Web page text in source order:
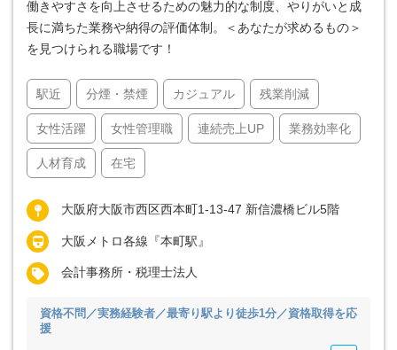
働きやすさを向上させるための魅力的な制度、やりがいと成
長に満ちた業務や納得の評価体制。＜あなたが求めるもの＞
を見つけられる職場です！
駅近 分煙・禁煙 カジュアル 残業削減
女性活躍 女性管理職 連続売上UP 業務効率化
人材育成 在宅
大阪府大阪市西区西本町1-13-47 新信濃橋ビル5階
大阪メトロ各線『本町駅』
会計事務所・税理士法人
資格不問／実務経験者／最寄り駅より徒歩1分／資格取得を応
援